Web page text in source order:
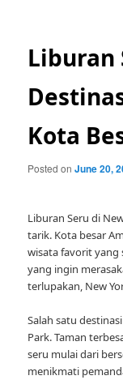
Liburan
Kota
Posted onJune 20,
Liburan Seru di
tarik. Kota besar
wisata favorit yang
yang ingin
terlupakan, New
Salah satu
Park. Taman
seru mulai dari
menikmati